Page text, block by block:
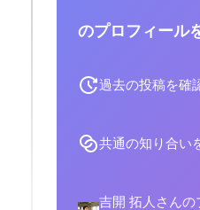
のプロフィール
過去の投稿を確
共通の知り合い
吉開 拓人さんの